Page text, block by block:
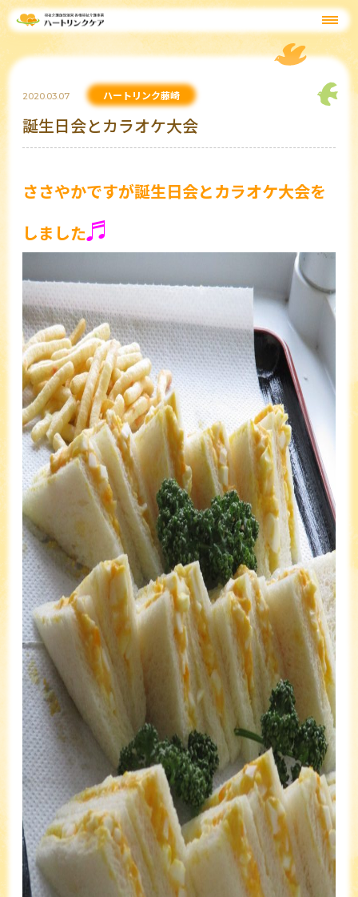
2020.03.07 ハートリンク藤崎
誕生日会とカラオケ大会
ささやかですが誕生日会とカラオケ大会を
しました♬